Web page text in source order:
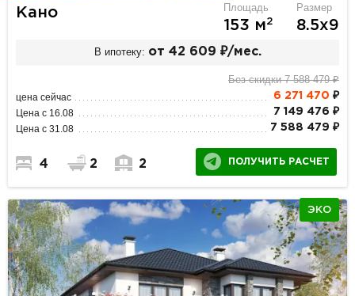
Кано Площадь
153 м2
Размер
8.5х9
В ипотеку: от 42 609 ₽/мес.
Без скидки 7 588 479 ₽
цена сейчас 6 271 470 ₽
Цена с 16.08 7 149 476 ₽
Цена с 31.08 7 588 479 ₽
4 2 2 ПОЛУЧИТЬ РАСЧЕТ
ЭКО